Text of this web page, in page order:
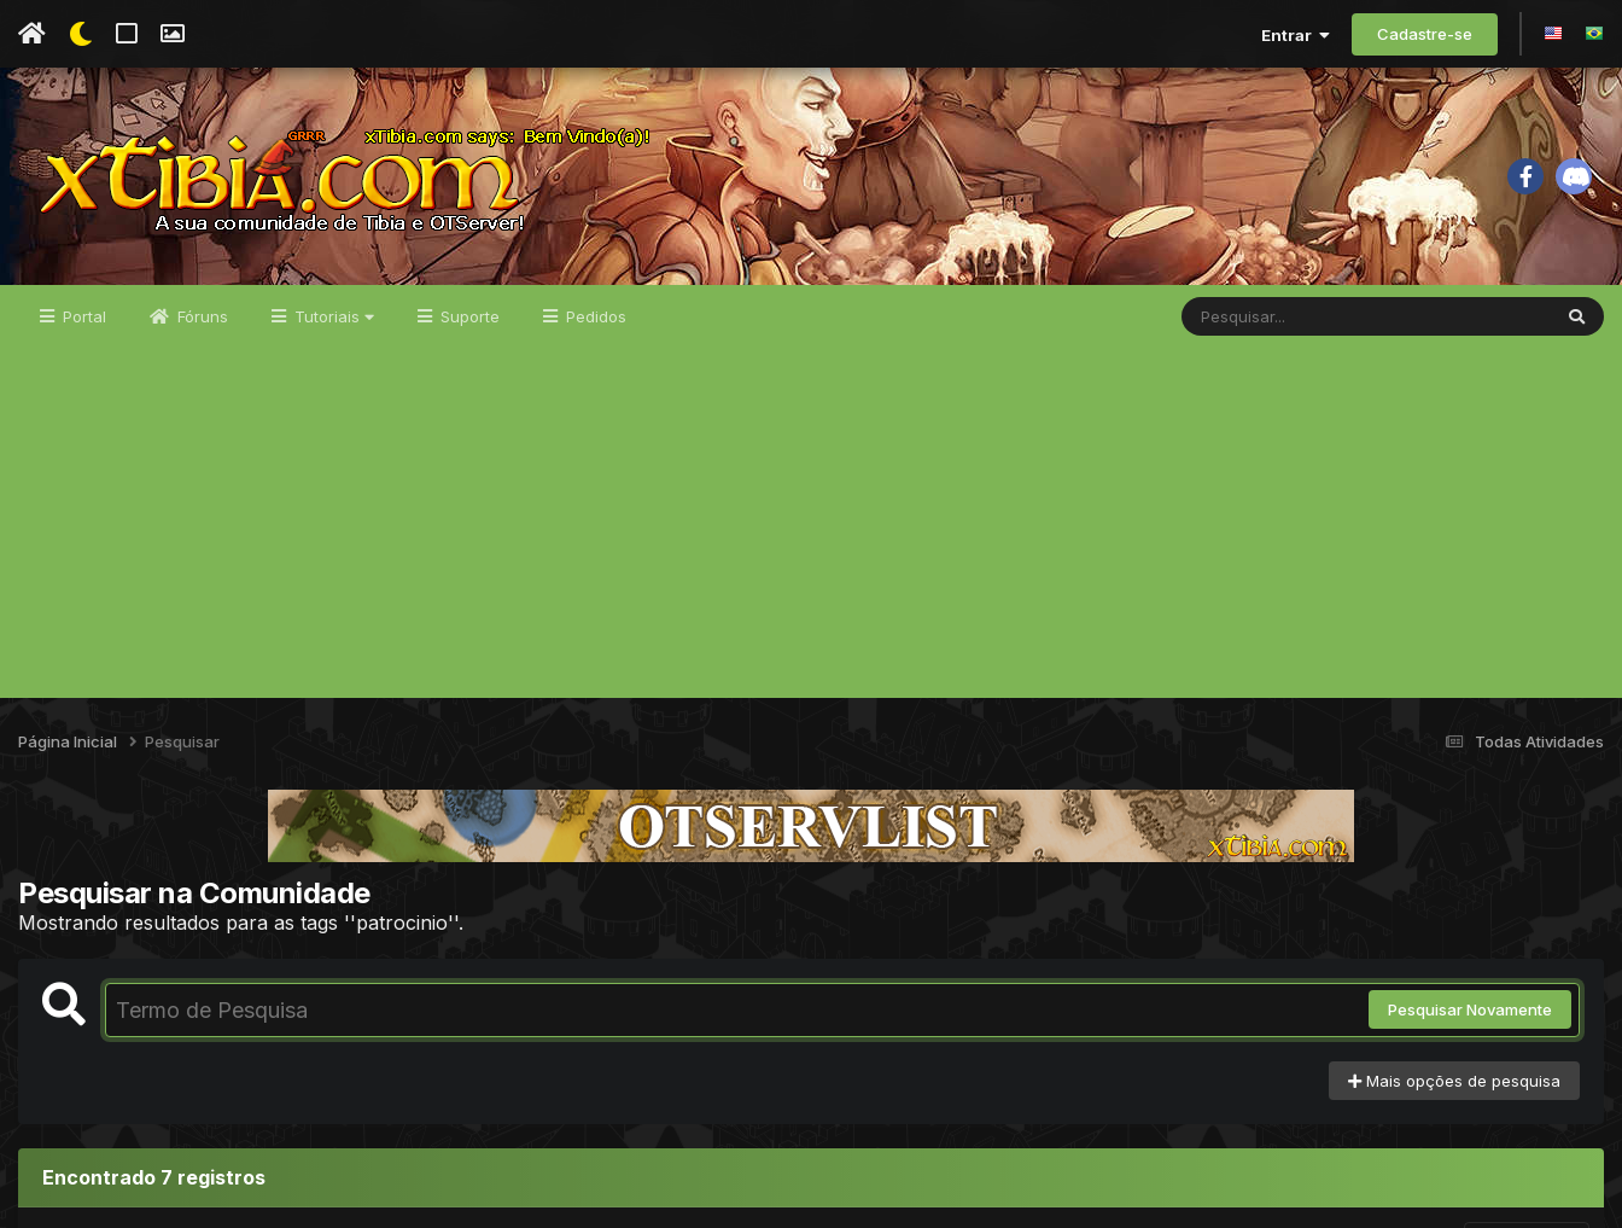
Entrar Cadastre-se
Portal Fóruns Tutoriais Suporte Pedidos
Todas Atividades
Página Inicial Pesquisar
Pesquisar na Comunidade
Mostrando resultados para as tags ''patrocinio''.
Pesquisar Novamente
Mais opções de pesquisa
Encontrado 7 registros